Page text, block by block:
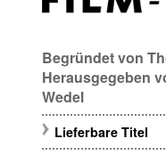
Begründet von
Herausgegeben
Wedel
Lieferbare Titel